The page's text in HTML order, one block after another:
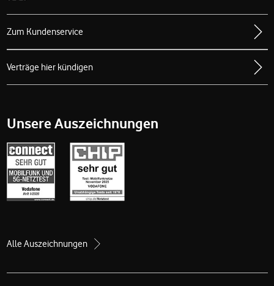
Zum Kundenservice
Verträge hier kündigen
Unsere Auszeichnungen
Alle Auszeichnungen